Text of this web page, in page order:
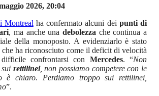
2026, 20:04
Montreal ha confermato alcuni dei punti di
, ma anche unadebolezza che continua a
della monoposto. A evidenziarlo è stato
che ha riconosciuto come il deficit di velocità
confrontarsi con Mercedes. “Non
rettilinei, non possiamo competere con le
è chiaro. Perdiamo troppo sui rettilinei,
”.